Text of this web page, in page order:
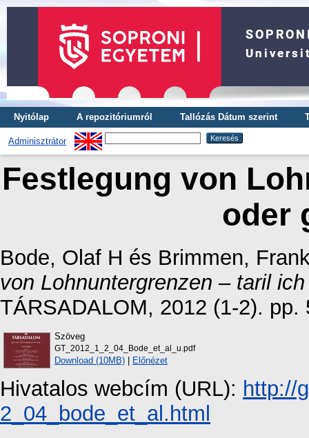
Nyitólap A repozitóriumról Tallózás Dátum szerint
Adminisztrátor
Festlegung von
oder
Bode, Olaf H és Brimmen,
von Lohnuntergrenzen – taril
TÁRSADALOM, 2012 (1-2). pp.
Szöveg
GT_2012_1_2_04_Bode_et_al_u.pdf
Download (10MB) | Előnézet
Hivatalos webcím (URL): http://
2_04_bode_et_al.html